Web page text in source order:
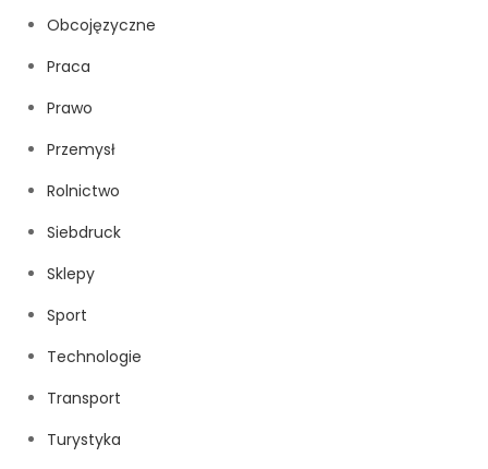
Obcojęzyczne
Praca
Prawo
Przemysł
Rolnictwo
Siebdruck
Sklepy
Sport
Technologie
Transport
Turystyka